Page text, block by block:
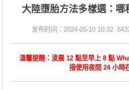
大陸墮胎方法多樣選：哪
发布时间：2024-05-10 10:32 843
溫馨提醒：淩晨 12 點至早上 8 點
接使用夜間 24 小時